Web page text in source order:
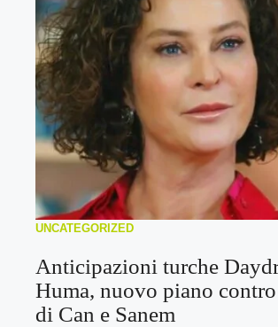
UNCATEGORIZED
Anticipazioni turche
Huma, nuovo piano
di Can e Sanem